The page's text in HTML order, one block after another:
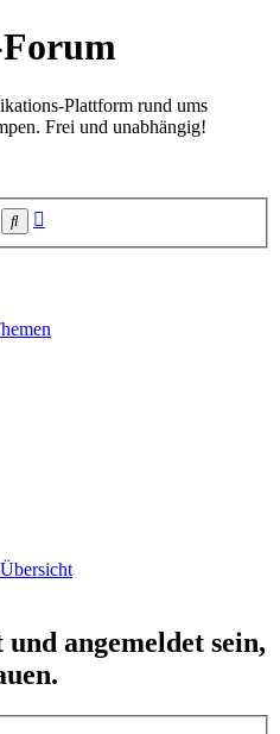
Plattform rund ums
Frei und unabhängig!
Suche
angemeldet sein,